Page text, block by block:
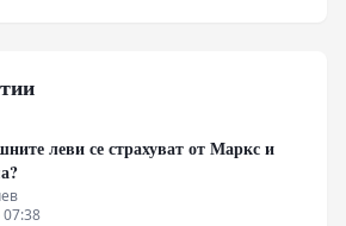
леви се страхуват от Маркс и